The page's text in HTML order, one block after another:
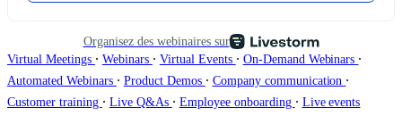
Organisez des webinaires sur
Virtual Meetings ∙ Webinars ∙ Virtual Events ∙ On-Demand Webinars ∙
Automated Webinars ∙ Product Demos ∙ Company communication ∙
Customer training ∙ Live Q&As ∙ Employee onboarding ∙ Live events